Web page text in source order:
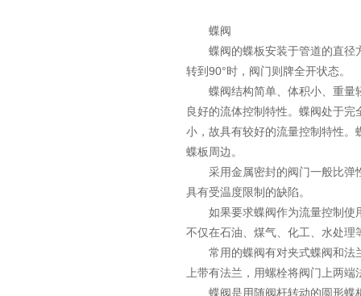
蝶阀
蝶阀的蝶板安装于管道的直径方
转到90°时，阀门则牌全开状态。
蝶阀结构简单、体积小、重量轻
良好的流体控制特性。蝶阀处于
小，故具有较好的流量控制特性
蝶板周边。
采用金属密封的阀门一般比弹性
具有受温度限制的缺陷。
如果要求蝶阀作为流量控制使用
不仅在石油、煤气、化工、水处
常用的蝶阀有对夹式蝶阀和法兰
上带有法兰，用螺栓将阀门上两
蝶阀是用随阀杆转动的圆形蝶